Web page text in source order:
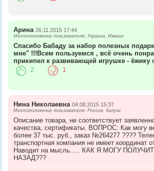
Арина 26.11.2015 17:44
Местоположение пользователя: Украина, Измаил
Спасибо Бабаду за набор полезных
мне" !!!Всем пользуемся , всё очень
прикипел к развивающей игрушке - ёжику
2 1
Нина Николаевна 04.08.2015 15:37
Местоположение пользователя: Россия, Калуга
Описание товара, не соответствует
качества, сертификаты. ВОПРОС: Как могу
более 37 тыс. руб., заказ №264277 ????
транспортная компания не имеет координат
Наводит на мысль..... КАК Я МОГУ
НАЗАД???